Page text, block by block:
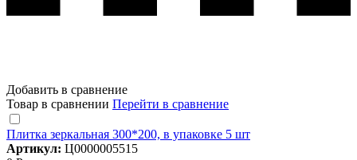
Добавить в сравнение
Товар в сравнении Перейти в сравнение
Плитка зеркальная 300*200, в упаковке 5 шт
Артикул: Ц0000005515